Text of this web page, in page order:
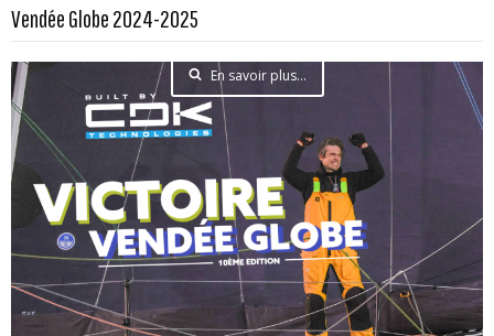
Vendée Globe 2024-2025
En savoir plus...